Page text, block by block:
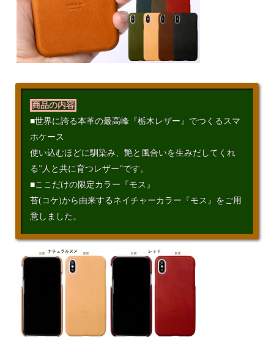
商品の内容
■世界に誇る本革の最高峰『栃木レザー』でつくるスマ
ホケース
使い込むほどに馴染み、艶と風合いを生みだしてくれ
る”人と共に育つレザー”です。
■ここだけの限定カラー『モス』
苔(コケ)から由来するネイチャーカラー『モス』をご用
意しました。